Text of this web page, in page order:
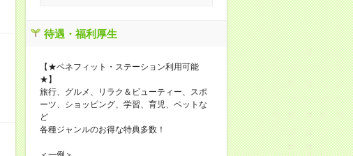
待遇・福利厚生
【★ベネフィット・ステーション利用可能
★】
旅行、グルメ、リラク＆ビューティー、スポ
ーツ、ショッピング、学習、育児、ペットな
ど
各種ジャンルのお得な特典多数！